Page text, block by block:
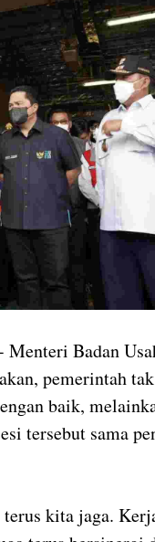
Badan
pemerintah
baik,
tersebut sama
kita jaga.